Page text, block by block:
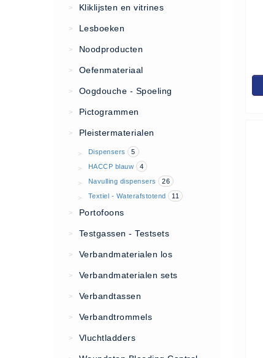
Algemene Voorwaarden
Vacatures
AED apparaten (11)
AED apparaten (11)
AED binnen - buiten kasten (11)
AED elektroden (18)
AED tassen (14)
Beademings materialen (6)
AED trainers (14)
> Kliklijsten en vitrines
> Lesboeken
> Noodproducten
> Oefenmateriaal
> Oogdouche - Spoeling
> Pictogrammen
> Pleistermaterialen
> Dispensers 5
> HACCP blauw 4
> Navulling dispensers 26
> Textiel - Waterafstotend 11
> Portofoons
> Testgassen - Testsets
> Verbandmaterialen los
> Verbandmaterialen sets
> Verbandtassen
> Verbandtrommels
> Vluchtladders